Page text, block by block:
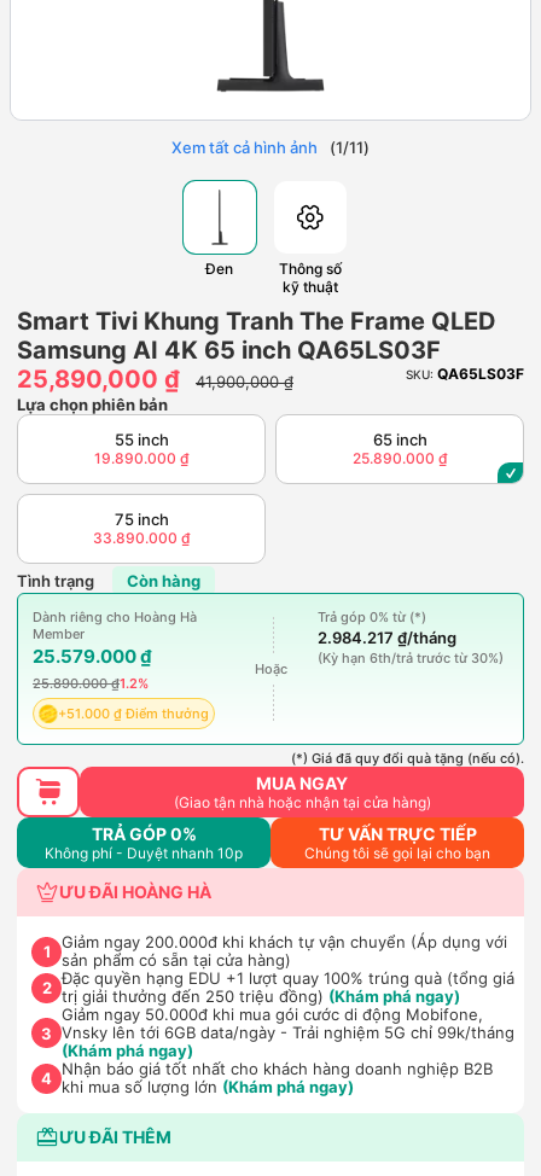
Xem tất cả hình ảnh (1/11)
Đen
Thông số
kỹ thuật
Smart Tivi Khung Tranh The Frame QLED
Samsung AI 4K 65 inch QA65LS03F
25,890,000 ₫
41,900,000 ₫ SKU: QA65LS03F
Lựa chọn phiên bản
55 inch
19.890.000 ₫
65 inch
25.890.000 ₫
75 inch
33.890.000 ₫
Tình trạng Còn hàng
Dành riêng cho Hoàng Hà
Member
25.579.000 ₫
25.890.000 ₫1.2%
+51.000 ₫ Điểm thưởng
Hoặc
Trả góp 0% từ (*)
2.984.217 ₫/tháng
(Kỳ hạn 6th/trả trước từ 30%)
(*) Giá đã quy đổi quà tặng (nếu có).
MUA NGAY
(Giao tận nhà hoặc nhận tại cửa hàng)
TRẢ GÓP 0%
Không phí - Duyệt nhanh 10p
TƯ VẤN TRỰC TIẾP
Chúng tôi sẽ gọi lại cho bạn
ƯU ĐÃI HOÀNG HÀ
1
Giảm ngay 200.000đ khi khách tự vận chuyển (Áp dụng với
sản phẩm có sẵn tại cửa hàng)
2 Đặc quyền hạng EDU +1 lượt quay 100% trúng quà (tổng giá
trị giải thưởng đến 250 triệu đồng) (Khám phá ngay)
3
Giảm ngay 50.000đ khi mua gói cước di động Mobifone,
Vnsky lên tới 6GB data/ngày - Trải nghiệm 5G chỉ 99k/tháng
(Khám phá ngay)
4 Nhận báo giá tốt nhất cho khách hàng doanh nghiệp B2B
khi mua số lượng lớn (Khám phá ngay)
ƯU ĐÃI THÊM